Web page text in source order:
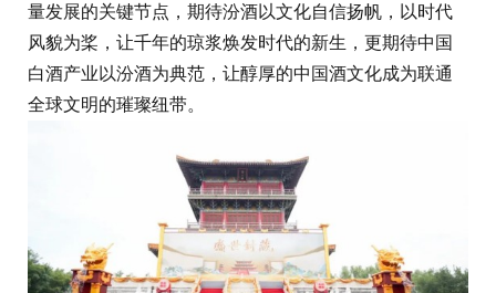
量发展的关键节点，期待汾酒以文化自信扬帆，以时代
风貌为桨，让千年的琼浆焕发时代的新生，更期待中国
白酒产业以汾酒为典范，让醇厚的中国酒文化成为联通
全球文明的璀璨纽带。